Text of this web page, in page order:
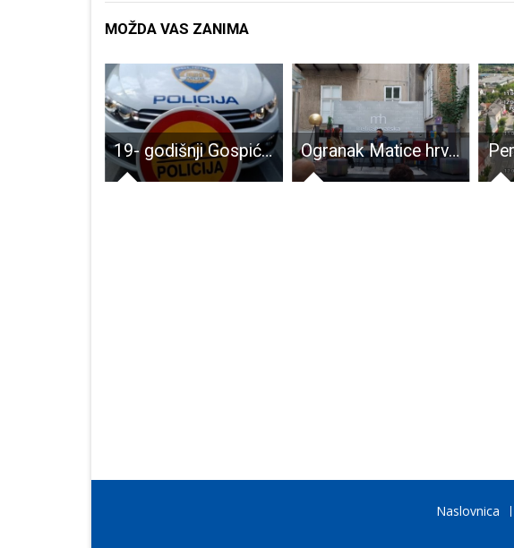
MOŽDA VAS ZANIMA
19- godišnji Gospićanin oglušio se na zvučne i svjetlosne signale policije, ipak, uhvaćen je i uhićen Ogranak Matice hrvatske u Gospiću na Prvom festivalu knjige u Matici hrvatskoj
Naslovnica